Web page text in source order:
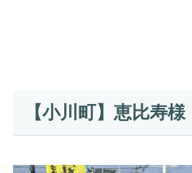
【小川町】恵比寿様